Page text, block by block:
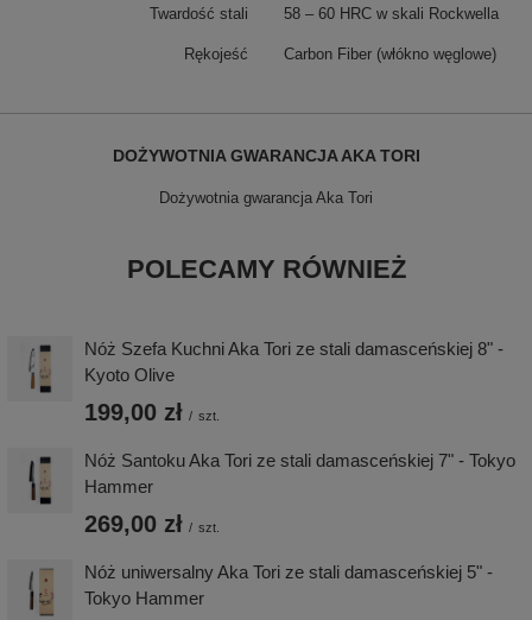
Twardość stali 58 – 60 HRC w skali Rockwella
Rękojeść Carbon Fiber (włókno węglowe)
DOŻYWOTNIA GWARANCJA AKA TORI
Dożywotnia gwarancja Aka Tori
POLECAMY RÓWNIEŻ
Nóż Szefa Kuchni Aka Tori ze stali damasceńskiej 8" -
Kyoto Olive
199,00 zł / szt.
Nóż Santoku Aka Tori ze stali damasceńskiej 7" - Tokyo
Hammer
269,00 zł / szt.
Nóż uniwersalny Aka Tori ze stali damasceńskiej 5" -
Tokyo Hammer